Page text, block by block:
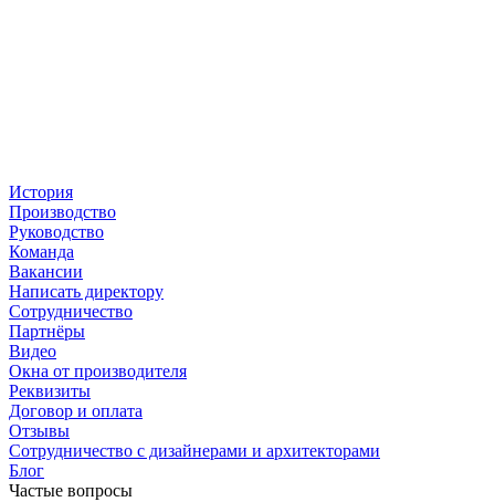
История
Производство
Руководство
Команда
Вакансии
Написать директору
Сотрудничество
Партнёры
Видео
Окна от производителя
Реквизиты
Договор и оплата
Отзывы
Сотрудничество с дизайнерами и архитекторами
Блог
Частые вопросы